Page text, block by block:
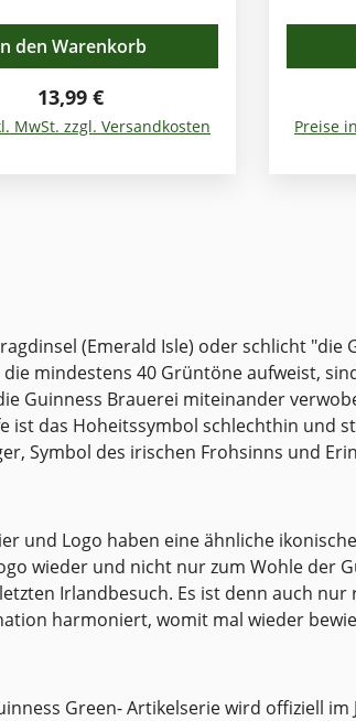
aber es fehlte etwas.
ohne Irland? Nach über
Braugeschichte vor Ort in
das kaum vorstellbar!
alle mit grünem Ireland-
unterstreicht diese
Pint
je 0,568l, mit Green
Collection Dekor.
Regulärer Preis:
13,99 €
MwSt. zzgl. Versandkosten
den Warenkorb
250
Die
Verbundenheit.
Preise
(Emerald Isle) oder schlicht
die mindestens 40 Grüntöne aufweist,
Guinness Brauerei miteinander
ist das Hoheitssymbol schlechthin und
Symbol des irischen Frohsinns und
und Logo haben eine ähnliche
wieder und nicht nur zum Wohle der
Irlandbesuch. Es ist denn auch
harmoniert, womit mal wieder
Green- Artikelserie wird offiziell